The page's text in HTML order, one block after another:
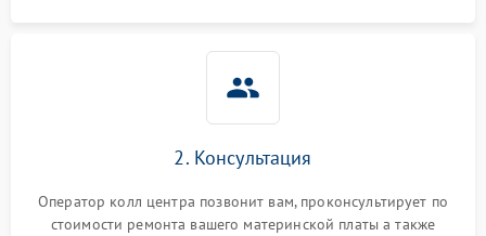
2. Консультация
Оператор колл центра позвонит вам, проконсультирует по
стоимости ремонта вашего материнской платы а также